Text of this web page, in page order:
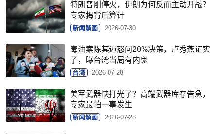
特朗普刚停火，伊朗为何反而主动开战？
专家揭背后算计
新闻解画 2026-07-30
毒油案陈其迈怒问20%决策，卢秀燕证实
了，曝台湾当局有内鬼
台湾 2026-07-28
美军武器快打光了？高端武器库存告急，
专家最怕一事发生
新闻解画 2026-07-28